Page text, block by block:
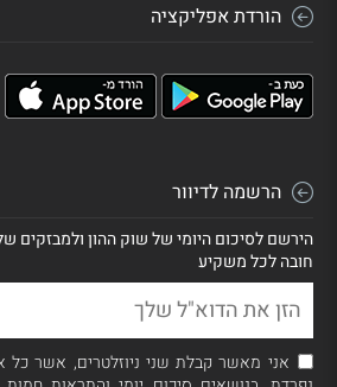
הורדת אפליקציה
הרשמה לדיוור
הירשם לסיכום היומי של שוק ההון ולמבזקים
חובה לכל משקיע
אני מאשר קבלת שני ניוזלטרים, אשר